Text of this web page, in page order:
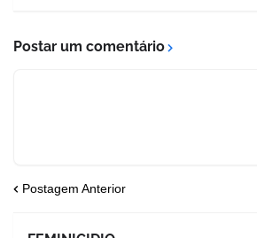
Postar um comentário
Postagem Anterior